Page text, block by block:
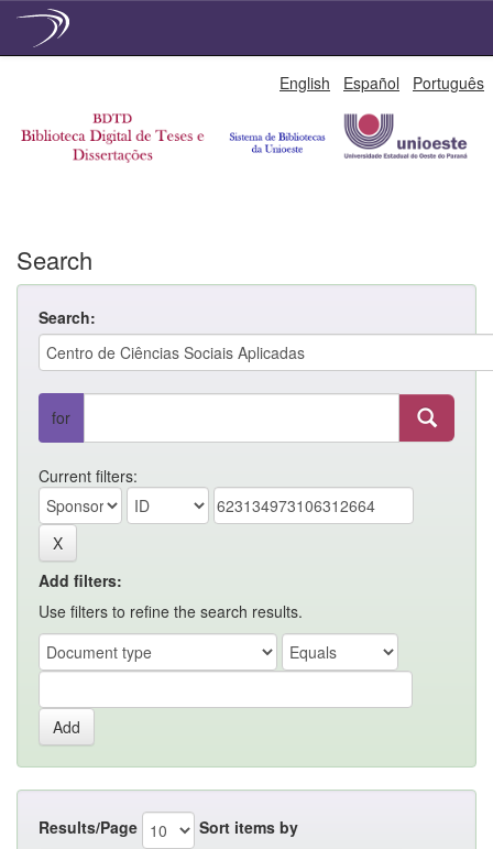
English Español Português
Search
Search:
for
Current filters:
Add filters:
Use filters to refine the search results.
Results/Page Sort items by